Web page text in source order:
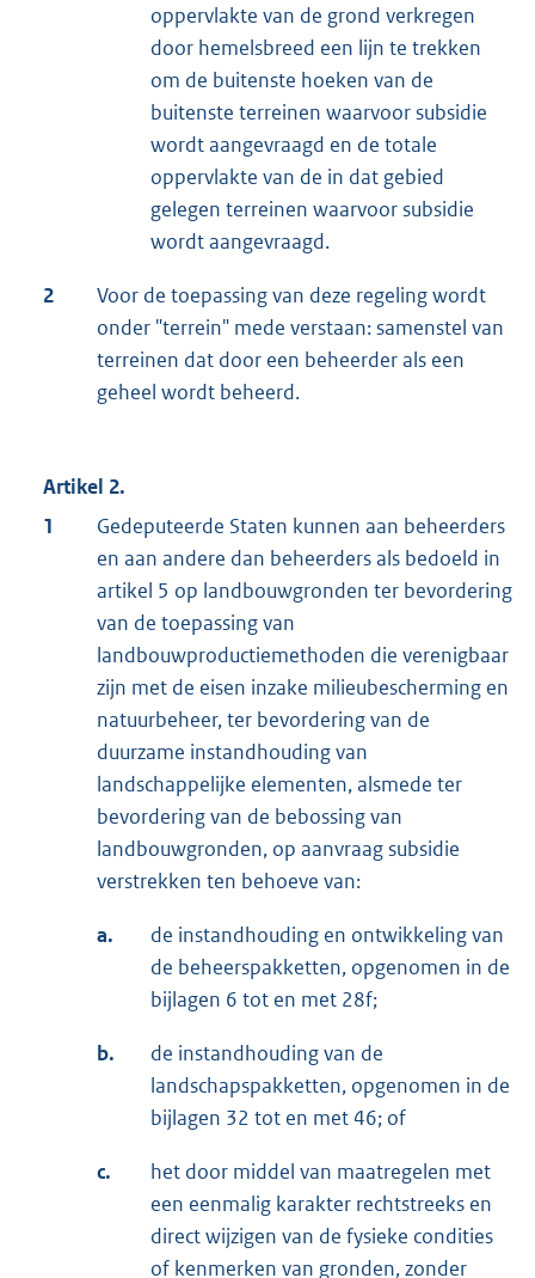
oppervlakte van de grond verkregen
door hemelsbreed een lijn te trekken
om de buitenste hoeken van de
buitenste terreinen waarvoor subsidie
wordt aangevraagd en de totale
oppervlakte van de in dat gebied
gelegen terreinen waarvoor subsidie
wordt aangevraagd.
2
Voor de toepassing van deze regeling wordt
onder "terrein" mede verstaan: samenstel van
terreinen dat door een beheerder als een
geheel wordt beheerd.
Artikel 2.
1
Gedeputeerde Staten kunnen aan beheerders
en aan andere dan beheerders als bedoeld in
artikel 5 op landbouwgronden ter bevordering
van de toepassing van
landbouwproductiemethoden die verenigbaar
zijn met de eisen inzake milieubescherming en
natuurbeheer, ter bevordering van de
duurzame instandhouding van
landschappelijke elementen, alsmede ter
bevordering van de bebossing van
landbouwgronden, op aanvraag subsidie
verstrekken ten behoeve van:
a.
de instandhouding en ontwikkeling van
de beheerspakketten, opgenomen in de
bijlagen 6 tot en met 28f;
b.
de instandhouding van de
landschapspakketten, opgenomen in de
bijlagen 32 tot en met 46; of
c.
het door middel van maatregelen met
een eenmalig karakter rechtstreeks en
direct wijzigen van de fysieke condities
of kenmerken van gronden, zonder